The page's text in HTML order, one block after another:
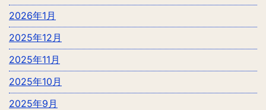
2026年1月
2025年12月
2025年11月
2025年10月
2025年9月